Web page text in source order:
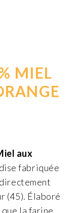
MIEL
aux
fabriquée
(45). Élaboré
la farine